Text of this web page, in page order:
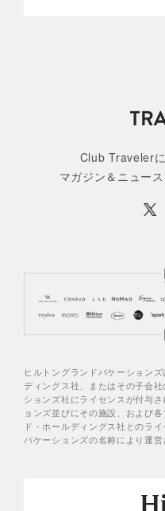
Club Traveler
マガジン＆ニュー
ヒルトングランドバケーション
ディングス社、またはその子会
ションズ社にライセンスが付与
ョンズ並びにその施設、および
ド・ホールディングス社とのラ
バケーションズの名称により運営